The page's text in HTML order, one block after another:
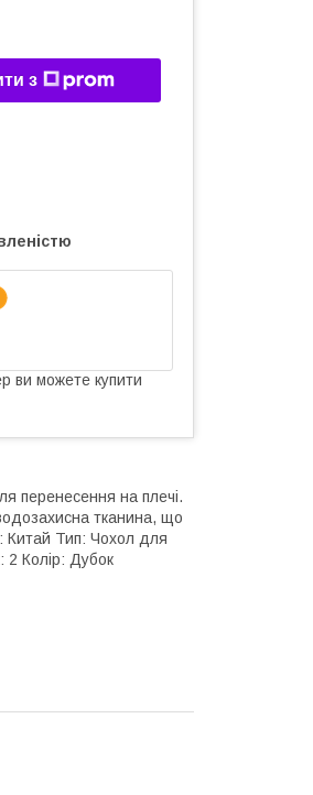
з
ви можете купити
перенесення на плечі.
тканина, що
Китай Тип: Чохол для
2 Колір: Дубок